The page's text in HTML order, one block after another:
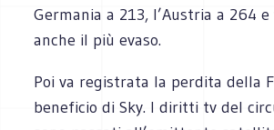
Germania a 213, l’Austria a 264
anche il più evaso.
Poi va registrata la perdita della
beneficio di Sky. I diritti tv del